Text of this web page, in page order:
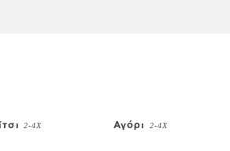
2-4Χ Αγόρι 2-4Χ